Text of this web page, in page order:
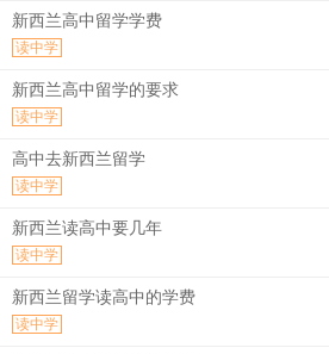
新西兰高中留学学费
读中学
新西兰高中留学的要求
读中学
高中去新西兰留学
读中学
新西兰读高中要几年
读中学
新西兰留学读高中的学费
读中学